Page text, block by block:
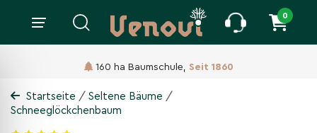
0
160 ha Baumschule, Seit 1860
Startseite / Seltene Bäume /
Schneeglöckchenbaum